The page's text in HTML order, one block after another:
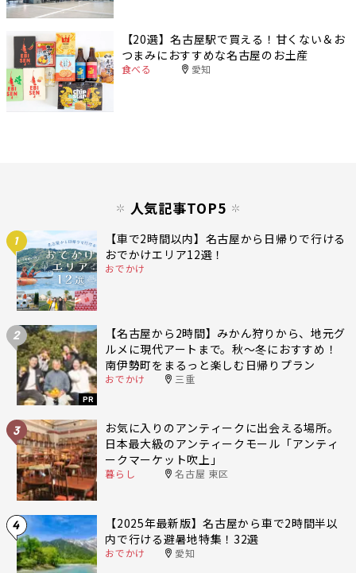
【20選】名古屋駅で買える！甘くない＆お
つまみにおすすめな名古屋のお土産
食べる 愛知
人気記事TOP5
1
【車で2時間以内】名古屋から日帰りで行ける
おでかけエリア12選！
おでかけ
2
PR
【名古屋から2時間】みかん狩りから、地元グ
ルメに現代アートまで。秋〜冬におすすめ！
南伊勢町をまるっと楽しむ日帰りプラン
おでかけ 三重
3
お気に入りのアンティークに出会える場所。
日本最大級のアンティークモール「アンティ
ークマーケット吹上」
暮らし 名古屋 東区
4
【2025年最新版】名古屋から車で2時間半以
内で行ける避暑地特集！32選
おでかけ 愛知